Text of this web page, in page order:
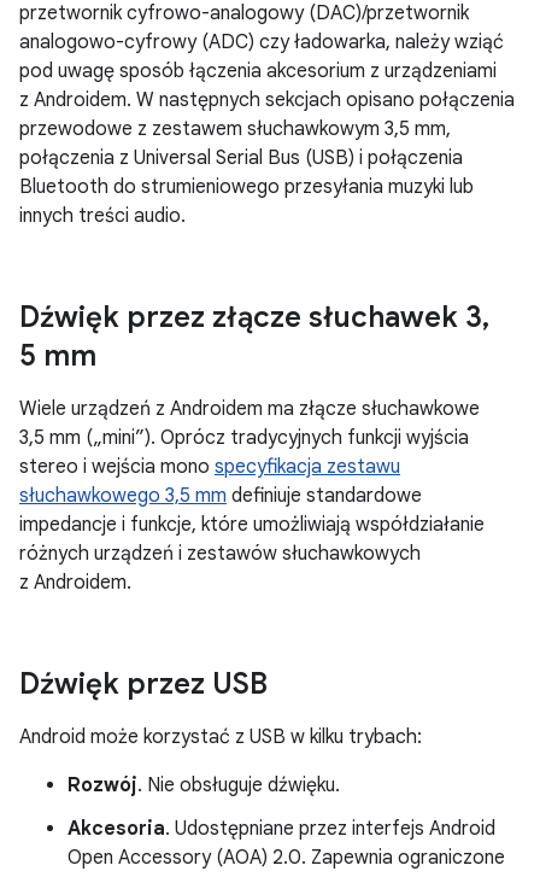
przetwornik cyfrowo-analogowy (DAC)/przetwornik
analogowo-cyfrowy (ADC) czy ładowarka, należy wziąć
pod uwagę sposób łączenia akcesorium z urządzeniami
z Androidem. W następnych sekcjach opisano połączenia
przewodowe z zestawem słuchawkowym 3,5 mm,
połączenia z Universal Serial Bus (USB) i połączenia
Bluetooth do strumieniowego przesyłania muzyki lub
innych treści audio.
Dźwięk przez złącze słuchawek 3,
5 mm
Wiele urządzeń z Androidem ma złącze słuchawkowe
3,5 mm („mini”). Oprócz tradycyjnych funkcji wyjścia
stereo i wejścia mono specyfikacja zestawu
słuchawkowego 3,5 mm definiuje standardowe
impedancje i funkcje, które umożliwiają współdziałanie
różnych urządzeń i zestawów słuchawkowych
z Androidem.
Dźwięk przez USB
Android może korzystać z USB w kilku trybach:
Rozwój. Nie obsługuje dźwięku.
Akcesoria. Udostępniane przez interfejs Android
Open Accessory (AOA) 2.0. Zapewnia ograniczone